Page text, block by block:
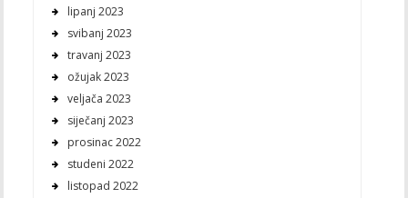
lipanj 2023
svibanj 2023
travanj 2023
ožujak 2023
veljača 2023
siječanj 2023
prosinac 2022
studeni 2022
listopad 2022